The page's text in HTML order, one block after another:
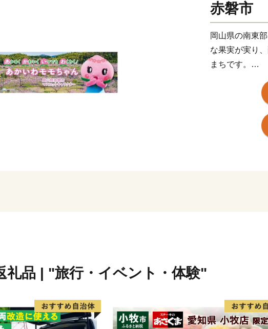
赤磐市
岡山県の南東
な果実が実り
まちです。
このすばらし
笑顔にあふれ
現するために
礼品 | "旅行・イベント・体験"